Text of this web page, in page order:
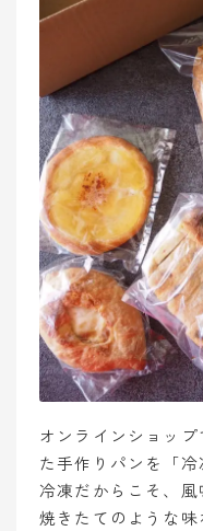
オンラインショッ
た手作りパンを「冷
冷凍だからこそ、
焼きたてのような